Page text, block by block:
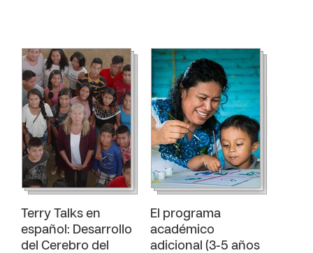
Terry Talks en
español: Desarrollo
del Cerebro del
El programa
académico
adicional (3-5 años